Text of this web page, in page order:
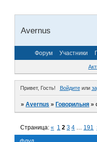
Avernus
Форум Участники
Привет, Гость! Войдитеили
»Avernus »Говорильня »
Страница:« 1 2 3 4 … 191